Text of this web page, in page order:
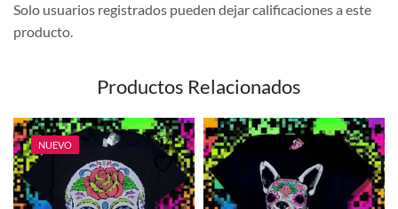
Solo usuarios registrados pueden dejar calificaciones a este
producto.
Productos Relacionados
NUEVO